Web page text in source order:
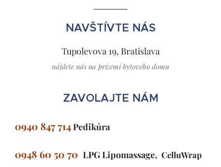
NAVŠTÍVTE NÁS
Tupolevova 19, Bratislava
nájdete nás na prízemí bytového domu
ZAVOLAJTE NÁM
0940 847 714Pedikúra
0948 60 50 70 LPG Lipomassage, CelluWrap